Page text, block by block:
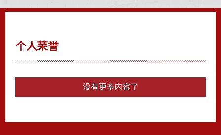
个人荣誉
没有更多内容了